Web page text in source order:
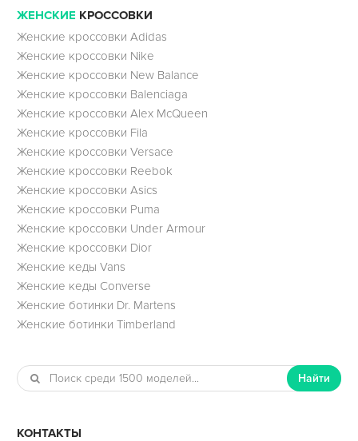
ЖЕНСКИЕ КРОССОВКИ
Женские кроссовки Adidas
Женские кроссовки Nike
Женские кроссовки New Balance
Женские кроссовки Balenciaga
Женские кроссовки Alex McQueen
Женские кроссовки Fila
Женские кроссовки Versace
Женские кроссовки Reebok
Женские кроссовки Asics
Женские кроссовки Puma
Женские кроссовки Under Armour
Женские кроссовки Dior
Женские кеды Vans
Женские кеды Converse
Женские ботинки Dr. Martens
Женские ботинки Timberland
Найти
КОНТАКТЫ